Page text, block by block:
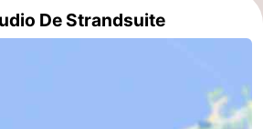
De Strandsuite